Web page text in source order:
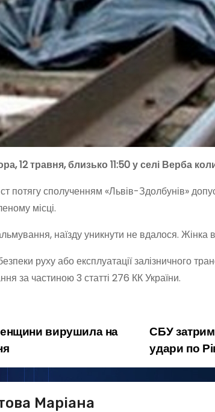
12 травня, близько 11:50 у селі Верба
потягу сполученням «Львів-Здолбунів»
місці.
наїзду уникнути не вдалося. Жінка
руху або експлуатації залізничного
за частиною 3 статті 276 КК України.
СБУ
удари по
вирушила на
Маріана